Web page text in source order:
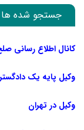
جستجو شده ها
کانال اطلاع رسانی
وکیل پایه یک
وکیل در تهران